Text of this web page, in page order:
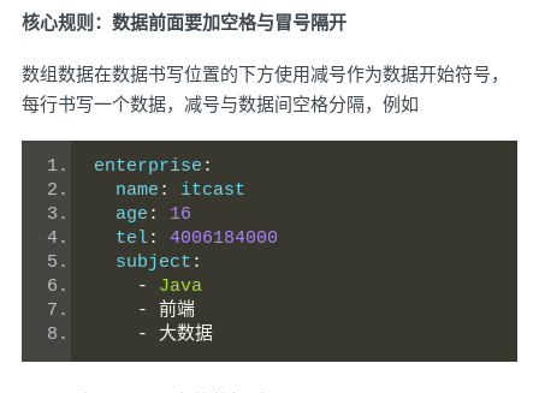
核心规则：数据前面要加空格与冒号隔开
数组数据在数据书写位置的下方使用减号作为数据开始符号，
每行书写一个数据，减号与数据间空格分隔，例如
enterprise :
  name
:
itcast
  age
:
16
  tel
:
4006184000
  subject
:
-
Java
-
前端
-
大数据